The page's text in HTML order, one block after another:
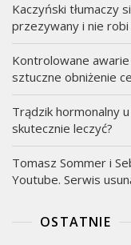
Kaczyński tłumaczy
przezywany i nie
Kontrolowane
sztuczne obniżenie
Trądzik hormonalny
skutecznie leczyć?
Tomasz Sommer i
Youtube. Serwis
OSTATNIE